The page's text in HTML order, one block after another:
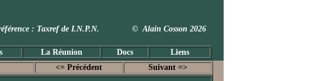
référence : Taxref de I.N.P.N. © Alain Cosson 2026
La Réunion Docs Liens
<= Précédent Suivant =>